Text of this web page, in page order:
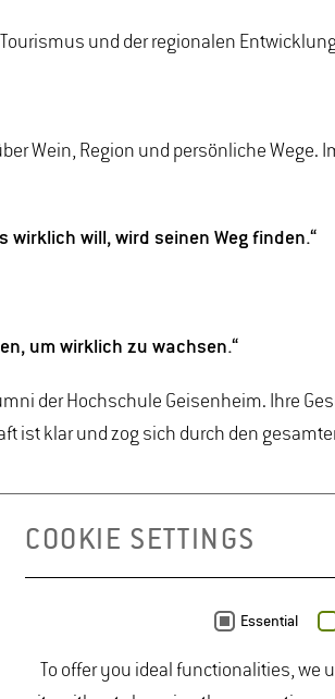
und der regionalen
Wein, Region und persönliche
will, wird seinen Weg finden.“
um wirklich zu wachsen.“
der Hochschule Geisenheim. Ihre
ist klar und zog sich durch den
als Plattform, die weit über eine
aus und setzten neue Impulse.
Backstage-Club – das Herzstück
Fragen und vertieften die Inhalte
COOKIE SETTINGS
Essential
To offer you ideal functionalities, we